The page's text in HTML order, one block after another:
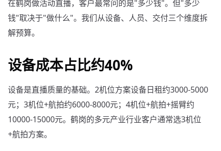
在鹤岗做活动直播，客户最常问的是"多少钱"。但"多少
钱"取决于"做什么"。我们从设备、人员、交付三个维度拆
解预算。
设备成本占比约40%
设备是直播质量的基础。2机位方案设备日租约3000-5000
元；3机位+航拍约6000-8000元；4机位+航拍+摇臂约
10000-15000元。鹤岗的多元产业行业客户通常选3机位
+航拍方案。